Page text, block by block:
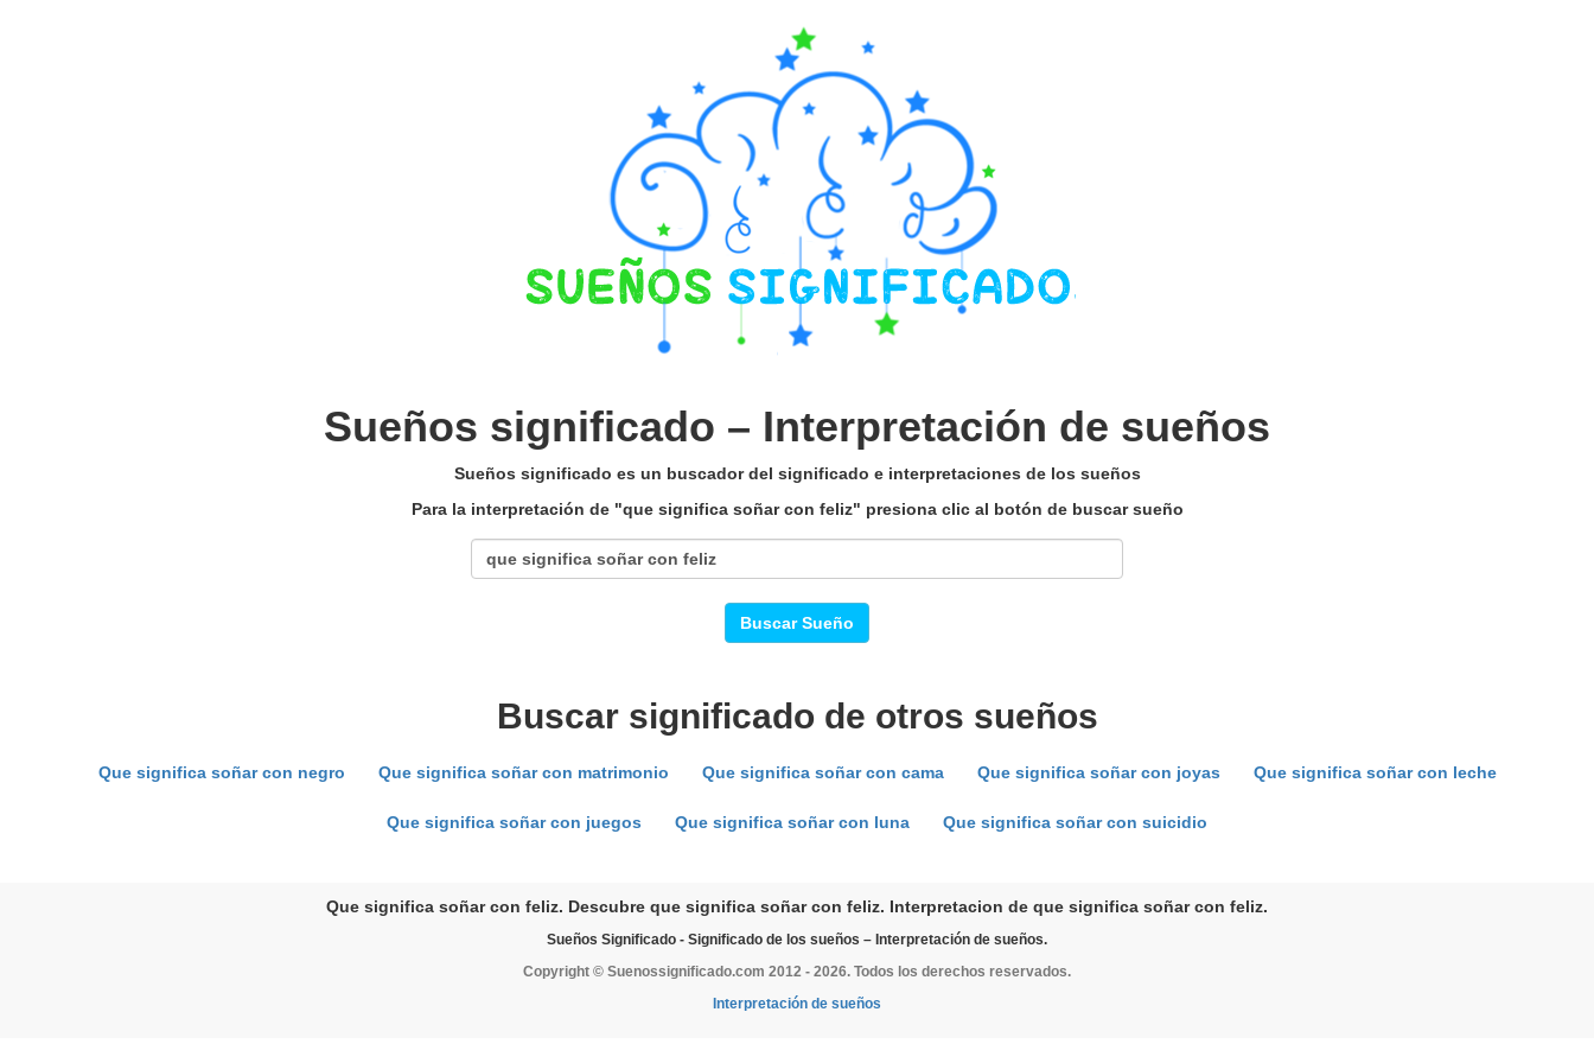
Sueños significado – Interpretación de sueños
Sueños significado es un buscador del significado e interpretaciones de los sueños
Para la interpretación de "que significa soñar con feliz" presiona clic al botón de buscar sueño
Buscar Sueño
Buscar significado de otros sueños
Que significa soñar con negro Que significa soñar con matrimonio Que significa soñar con cama Que significa soñar con joyas Que significa soñar con leche
Que significa soñar con juegos Que significa soñar con luna Que significa soñar con suicidio
Que significa soñar con feliz. Descubre que significa soñar con feliz. Interpretacion de que significa soñar con feliz.
Sueños Significado - Significado de los sueños – Interpretación de sueños.
Copyright © Suenossignificado.com 2012 - 2026. Todos los derechos reservados.
Interpretación de sueños